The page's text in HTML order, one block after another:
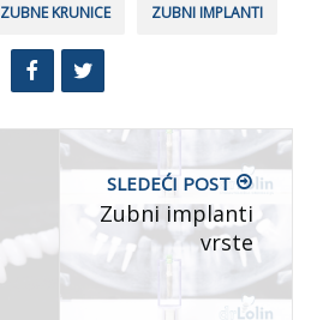
ZUBNE KRUNICE ZUBNI IMPLANTI
SLEDEĆI POST
Zubni implanti
vrste